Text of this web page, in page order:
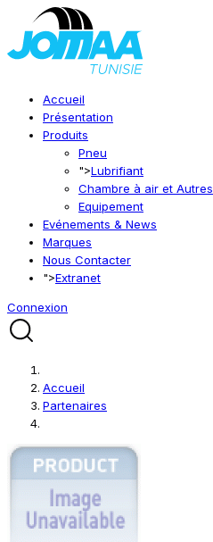
Accueil
Présentation
Produits
Pneu
">Lubrifiant
Chambre à air et Autres
Equipement
Evénements & News
Marques
Nous Contacter
">Extranet
Connexion
Accueil
Partenaires